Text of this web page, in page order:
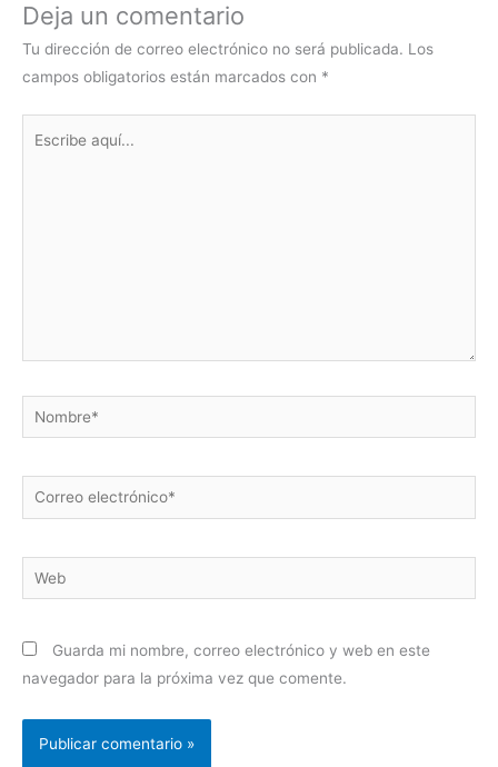
Deja un comentario
Tu dirección de correo electrónico no será publicada. Los
campos obligatorios están marcados con *
Nombre*
Correo
electrónico*
Web
Guarda mi nombre, correo electrónico y web en este
navegador para la próxima vez que comente.